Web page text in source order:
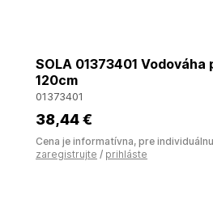
SOLA 01373401 Vodováha
120cm
01373401
38,44 €
Cena je informatívna, pre
zaregistrujte / prihláste